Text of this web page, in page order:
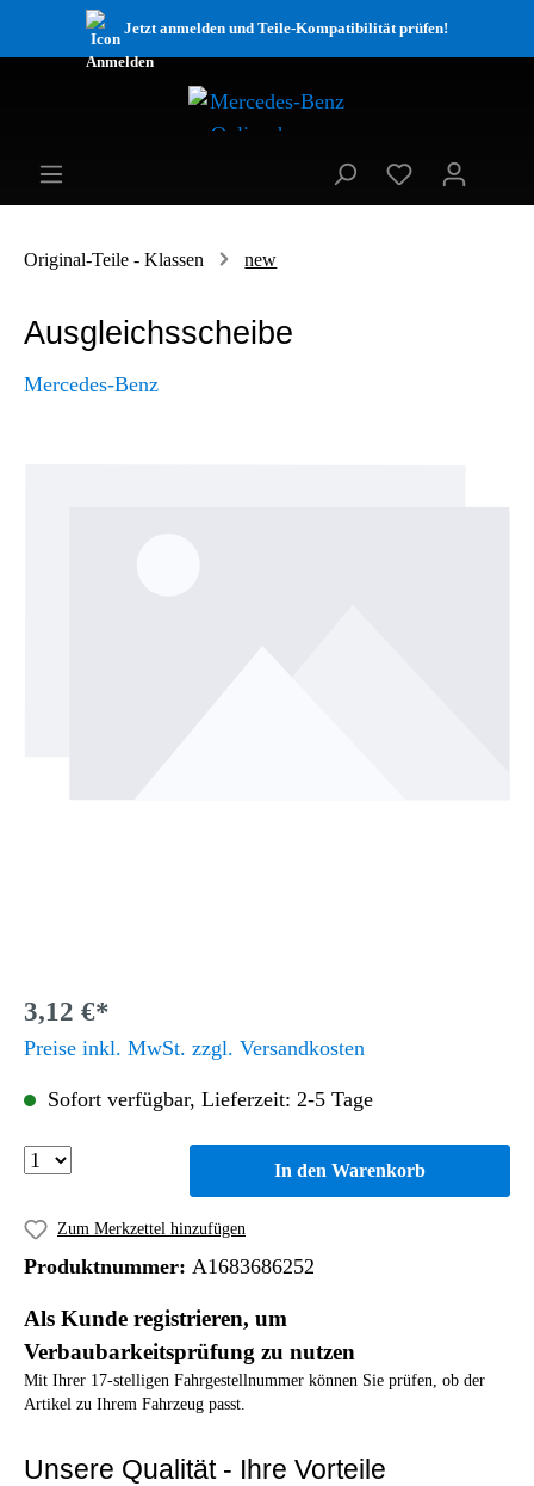
Jetzt anmelden und Teile-Kompatibilität prüfen!
Original-Teile - Klassen new
Ausgleichsscheibe
Mercedes-Benz
3,12 €*
Preise inkl. MwSt. zzgl. Versandkosten
Sofort verfügbar, Lieferzeit: 2-5 Tage
In den Warenkorb
Zum Merkzettel hinzufügen
Produktnummer: A1683686252
Als Kunde registrieren, um
Verbaubarkeitsprüfung zu nutzen
Mit Ihrer 17-stelligen Fahrgestellnummer können Sie prüfen, ob der
Artikel zu Ihrem Fahrzeug passt.
Unsere Qualität - Ihre Vorteile